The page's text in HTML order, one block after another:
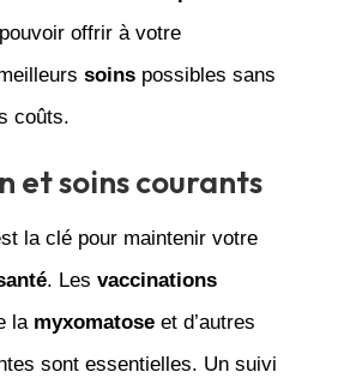
offrir à votre
soinspossibles sans
coûts.
et soins courants
la clé pour maintenir votre
. Les vaccinations
la myxomatoseet d’autres
sont essentielles. Un suivi